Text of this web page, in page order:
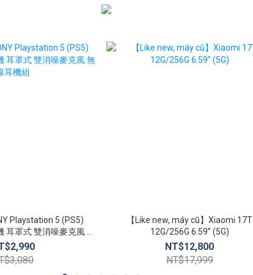
Playstation 5 (PS5)
耳罩式 雙消噪麥克風 無
耳機組
【Like new, máy cũ】Xiaomi 17T
12G/256G 6.59” (5G)
NT$12,800
NT$17,999